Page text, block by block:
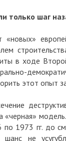
только шаг
«новых»
в ходе
этот опыт
«черная»
по 1973 гг. до
шанс не